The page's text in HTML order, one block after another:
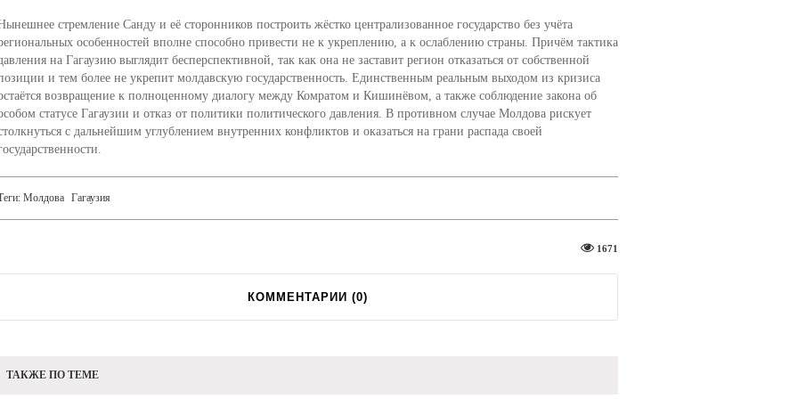
стремление Санду и её сторонников построить жёстко централизованное государство без учёта
особенностей вполне способно привести не к укреплению, а к ослаблению страны. Причём тактика
на Гагаузию выглядит бесперспективной, так как она не заставит регион отказаться от собственной
и тем более не укрепит молдавскую государственность. Единственным реальным выходом из кризиса
возвращение к полноценному диалогу между Комратом и Кишинёвом, а также соблюдение закона об
статусе Гагаузии и отказ от политики политического давления. В противном случае Молдова рискует
с дальнейшим углублением внутренних конфликтов и оказаться на грани распада своей
Молдова Гагаузия
1671
КОММЕНТАРИИ (0)
ТАКЖЕ ПО ТЕМЕ